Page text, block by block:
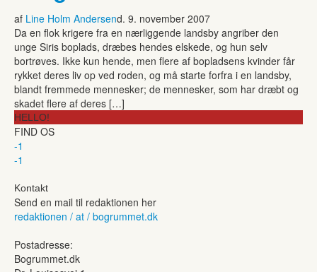
af Line Holm Andersend. 9. november 2007
Da en flok krigere fra en nærliggende landsby angriber den
unge Siris boplads, dræbes hendes elskede, og hun selv
bortrøves. Ikke kun hende, men flere af bopladsens kvinder får
rykket deres liv op ved roden, og må starte forfra i en landsby,
blandt fremmede mennesker; de mennesker, som har dræbt og
skadet flere af deres […]
HELLO!
FIND OS
-1
-1
Kontakt
Send en mail til redaktionen her
redaktionen / at / bogrummet.dk
Postadresse:
Bogrummet.dk